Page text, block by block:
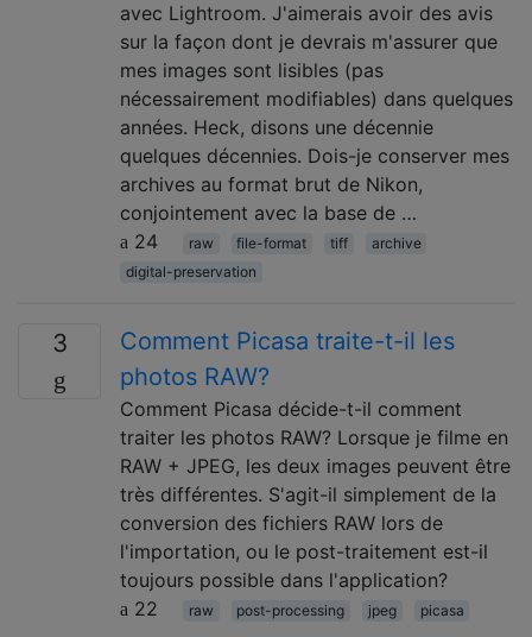
avec Lightroom. J'aimerais avoir des avis
sur la façon dont je devrais m'assurer que
mes images sont lisibles (pas
nécessairement modifiables) dans quelques
années. Heck, disons une décennie
quelques décennies. Dois-je conserver mes
archives au format brut de Nikon,
conjointement avec la base de …
24
raw file-format tiff
archive
digital-preservation
3
Comment Picasa traite-t-il les
photos RAW?
Comment Picasa décide-t-il comment
traiter les photos RAW? Lorsque je filme en
RAW + JPEG, les deux images peuvent être
très différentes. S'agit-il simplement de la
conversion des fichiers RAW lors de
l'importation, ou le post-traitement est-il
toujours possible dans l'application?
22
raw post-processing jpeg picasa